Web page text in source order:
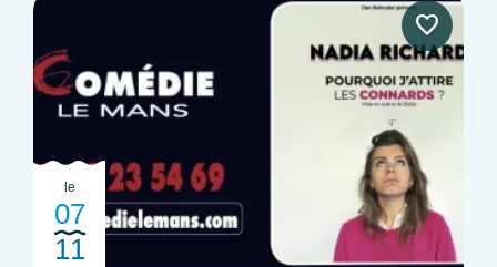
le
07
11